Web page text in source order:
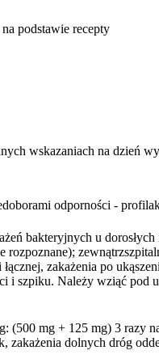
podstawie recepty
wskazaniach na dzień
odporności -
bakteryjnych u
rozpoznane);
zakażenia po
i szpiku. Należy wziąć
: (500 mg + 125 mg) 3 razy
zakażenia dolnych dróg